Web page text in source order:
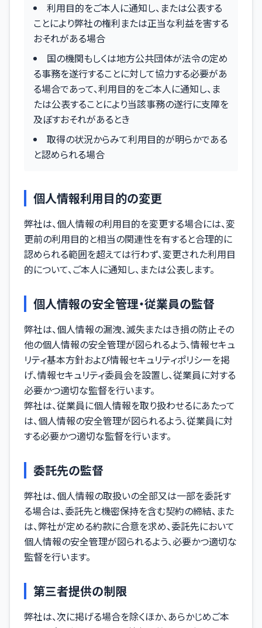
利用目的をご本人に通知し、または公表する
ことにより弊社の権利または正当な利益を害する
おそれがある場合
国の機関もしくは地方公共団体が法令の定め
る事務を遂行することに対して協力する必要があ
る場合であって、利用目的をご本人に通知し、ま
たは公表することにより当該事務の遂行に支障を
及ぼすおそれがあるとき
取得の状況からみて利用目的が明らかである
と認められる場合
個人情報利用目的の変更
弊社は、個人情報の利用目的を変更する場合には、変
更前の利用目的と相当の関連性を有すると合理的に
認められる範囲を超えては行わず、変更された利用目
的について、ご本人に通知し、または公表します。
個人情報の安全管理・従業員の監督
弊社は、個人情報の漏洩、滅失またはき損の防止その
他の個人情報の安全管理が図られるよう、情報セキュ
リティ基本方針および情報セキュリティポリシーを掲
げ、情報セキュリティ委員会を設置し、従業員に対する
必要かつ適切な監督を行います。
弊社は、従業員に個人情報を取り扱わせるにあたって
は、個人情報の安全管理が図られるよう、従業員に対
する必要かつ適切な監督を行います。
委託先の監督
弊社は、個人情報の取扱いの全部又は一部を委託す
る場合は、委託先と機密保持を含む契約の締結、また
は、弊社が定める約款に合意を求め、委託先において
個人情報の安全管理が図られるよう、必要かつ適切な
監督を行います。
第三者提供の制限
弊社は、次に掲げる場合を除くほか、あらかじめご本